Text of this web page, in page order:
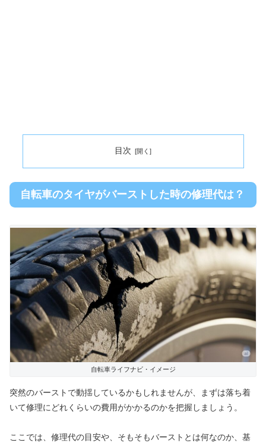
目次
自転車のタイヤがバーストした時の修理代は？
自転車ライフナビ・イメージ
突然のバーストで動揺しているかもしれませんが、まずは落ち着
いて修理にどれくらいの費用がかかるのかを把握しましょう。
ここでは、修理代の目安や、そもそもバーストとは何なのか、基